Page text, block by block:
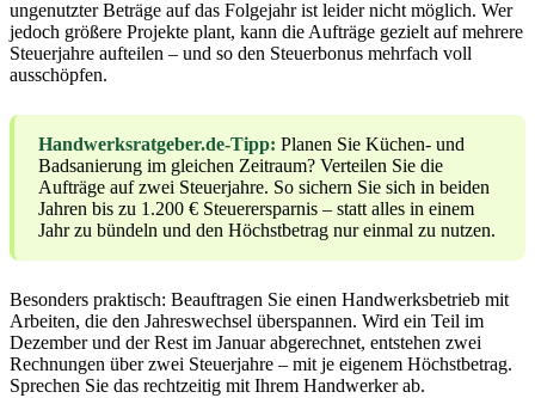
ungenutzter Beträge auf das Folgejahr ist leider nicht möglich. Wer
jedoch größere Projekte plant, kann die Aufträge gezielt auf mehrere
Steuerjahre aufteilen – und so den Steuerbonus mehrfach voll
ausschöpfen.
Handwerksratgeber.de-Tipp: Planen Sie Küchen- und
Badsanierung im gleichen Zeitraum? Verteilen Sie die
Aufträge auf zwei Steuerjahre. So sichern Sie sich in beiden
Jahren bis zu 1.200 € Steuerersparnis – statt alles in einem
Jahr zu bündeln und den Höchstbetrag nur einmal zu nutzen.
Besonders praktisch: Beauftragen Sie einen Handwerksbetrieb mit
Arbeiten, die den Jahreswechsel überspannen. Wird ein Teil im
Dezember und der Rest im Januar abgerechnet, entstehen zwei
Rechnungen über zwei Steuerjahre – mit je eigenem Höchstbetrag.
Sprechen Sie das rechtzeitig mit Ihrem Handwerker ab.